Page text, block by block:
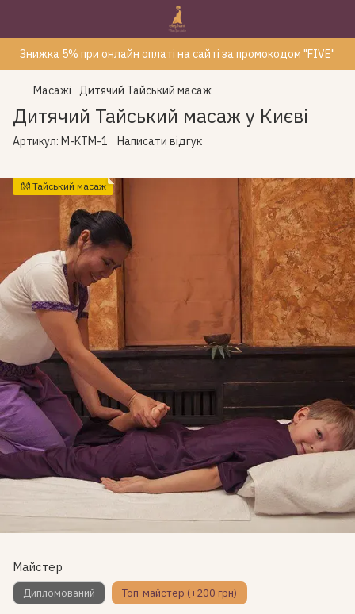
Знижка 5% при онлайн оплаті на сайті за промокодом "FIVE"
Масажі Дитячий Тайський масаж
Дитячий Тайський масаж у Києві
Артикул: M-KTM-1 Написати відгук
👐 Тайський масаж
Майстер
Дипломований Топ-майстер (+200 грн)